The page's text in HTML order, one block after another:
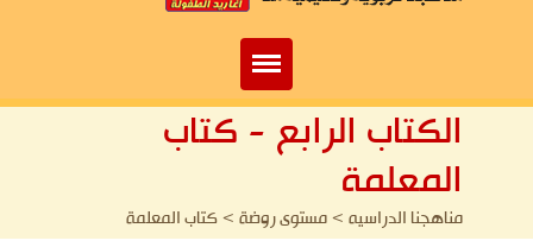
الرئيسية
من نحن
مناهجنا الدراسية
الكتاب الرابع - كتاب
المعلمة
مناهجنا الدراسيه > مستوى روضة > كتاب المعلمة